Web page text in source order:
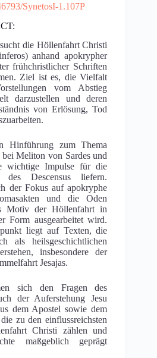
SynetosI-1.107P
die Höllenfahrt Christi
anhand apokrypher
frühchristlicher Schriften
Ziel ist es, die Vielfalt
vom Abstieg
darzustellen und deren
von Erlösung, Tod
Hinführung zum Thema
Meliton von Sardes und
wichtige Impulse für die
des Descensus liefern.
der Fokus auf apokryphe
und die Oden
Motiv der Höllenfahrt in
Form ausgearbeitet wird.
liegt auf Texten, die
als heilsgeschichtlichen
insbesondere der
Jesajas.
sich den Fragen des
der Auferstehung Jesu
dem Apostel sowie dem
zu den einflussreichsten
Christi zählen und
maßgeblich geprägt